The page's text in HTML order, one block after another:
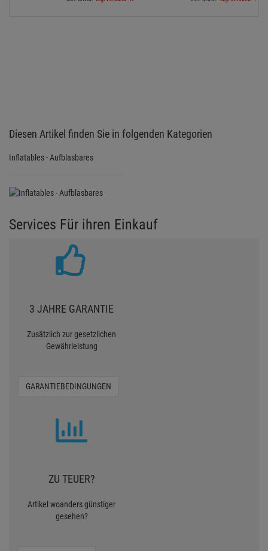
Diesen Artikel finden Sie in folgenden Kategorien
Inflatables - Aufblasbares
Services Für ihren Einkauf
3 JAHRE GARANTIE
Zusätzlich zur gesetzlichen
Gewährleistung
GARANTIEBEDINGUNGEN
ZU TEUER?
Artikel woanders günstiger
gesehen?